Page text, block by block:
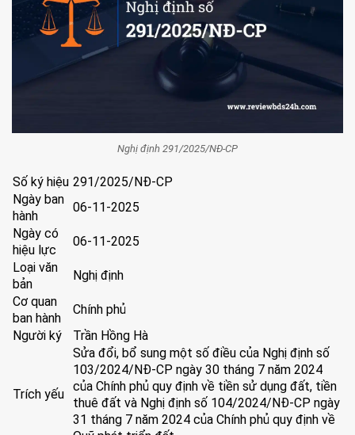
Nghị định 291/2025/NĐ-CP
Số ký hiệu 291/2025/NĐ-CP
Ngày ban
hành
06-11-2025
Ngày có
hiệu lực
06-11-2025
Loại văn
bản
Nghị định
Cơ quan
ban hành
Chính phủ
Người ký
Trần Hồng Hà
Trích yếu
Sửa đổi, bổ sung một số điều của Nghị định số
103/2024/NĐ-CP ngày 30 tháng 7 năm 2024
của Chính phủ quy định về tiền sử dụng đất, tiền
thuê đất và Nghị định số 104/2024/NĐ-CP ngày
31 tháng 7 năm 2024 của Chính phủ quy định về